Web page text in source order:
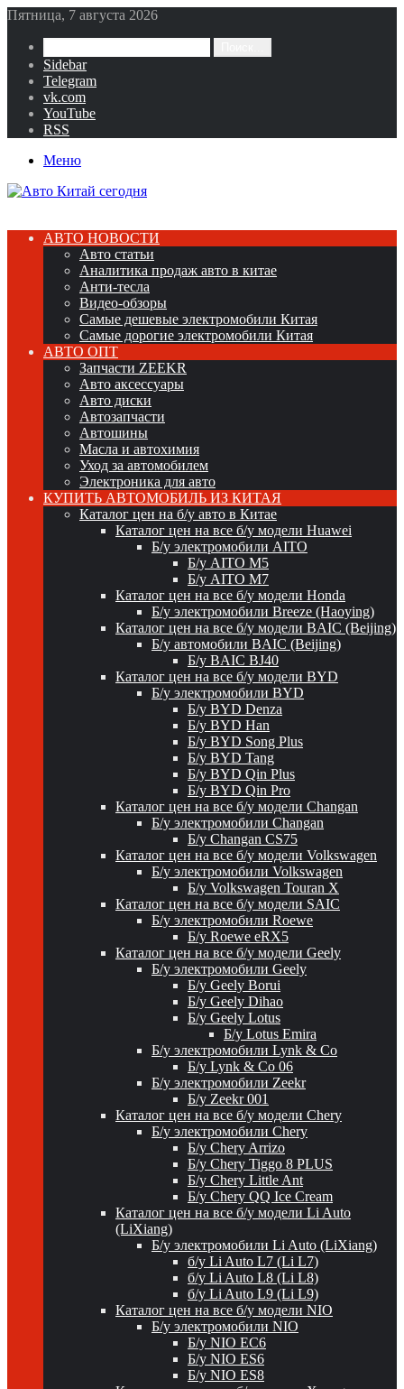
Пятница, 7 августа 2026
Sidebar
Telegram
vk.com
YouTube
RSS
Меню
АВТО НОВОСТИ
Авто статьи
Аналитика продаж авто в китае
Анти-тесла
Видео-обзоры
Самые дешевые электромобили Китая
Самые дорогие электромобили Китая
АВТО ОПТ
Запчасти ZEEKR
Авто аксессуары
Авто диски
Автозапчасти
Автошины
Масла и автохимия
Уход за автомобилем
Электроника для авто
КУПИТЬ АВТОМОБИЛЬ ИЗ КИТАЯ
Каталог цен на б/у авто в Китае
Каталог цен на все б/у модели Huawei
Б/у электромобили AITO
Б/у AITO M5
Б/у AITO M7
Каталог цен на все б/у модели Honda
Б/у электромобили Breeze (Haoying)
Каталог цен на все б/у модели BAIC (Beijing)
Б/у автомобили BAIC (Beijing)
Б/у BAIC BJ40
Каталог цен на все б/у модели BYD
Б/у электромобили BYD
Б/у BYD Denza
Б/у BYD Han
Б/у BYD Song Plus
Б/у BYD Tang
Б/у BYD Qin Plus
Б/у BYD Qin Pro
Каталог цен на все б/у модели Changan
Б/у электромобили Changan
Б/у Changan CS75
Каталог цен на все б/у модели Volkswagen
Б/у электромобили Volkswagen
Б/у Volkswagen Touran X
Каталог цен на все б/у модели SAIC
Б/у электромобили Roewe
Б/у Roewe eRX5
Каталог цен на все б/у модели Geely
Б/у электромобили Geely
Б/у Geely Borui
Б/у Geely Dihao
Б/у Geely Lotus
Б/у Lotus Emira
Б/у электромобили Lynk & Co
Б/у Lynk & Co 06
Б/у электромобили Zeekr
Б/у Zeekr 001
Каталог цен на все б/у модели Chery
Б/у электромобили Chery
Б/у Chery Arrizo
Б/у Chery Tiggo 8 PLUS
Б/у Chery Little Ant
Б/у Chery QQ Ice Cream
Каталог цен на все б/у модели Li Auto
(LiXiang)
Б/у электромобили Li Auto (LiXiang)
б/у Li Auto L7 (Li L7)
б/у Li Auto L8 (Li L8)
б/у Li Auto L9 (Li L9)
Каталог цен на все б/у модели NIO
Б/у электромобили NIO
Б/у NIO EC6
Б/у NIO ES6
Б/у NIO ES8